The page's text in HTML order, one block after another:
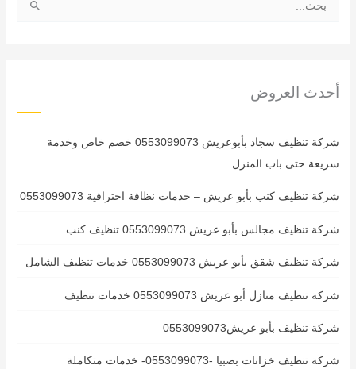
ث
:
أحدث العروض
شركة تنظيف سجاد بأبوعريش 0553099073 خصم خاص وخدمة
سريعة حتى باب المنزل
شركة تنظيف كنب بأبو عريش – خدمات نظافة احترافية 0553099073
شركة تنظيف مجالس بأبو عريش 0553099073 تنظيف كنب
شركة تنظيف شقق بأبو عريش 0553099073 خدمات تنظيف الشامل
شركة تنظيف منازل أبو عريش 0553099073 خدمات تنظيف
شركة تنظيف بأبو عريش0553099073
شركة تنظيف خزانات بصبيا -0553099073- خدمات متكاملة